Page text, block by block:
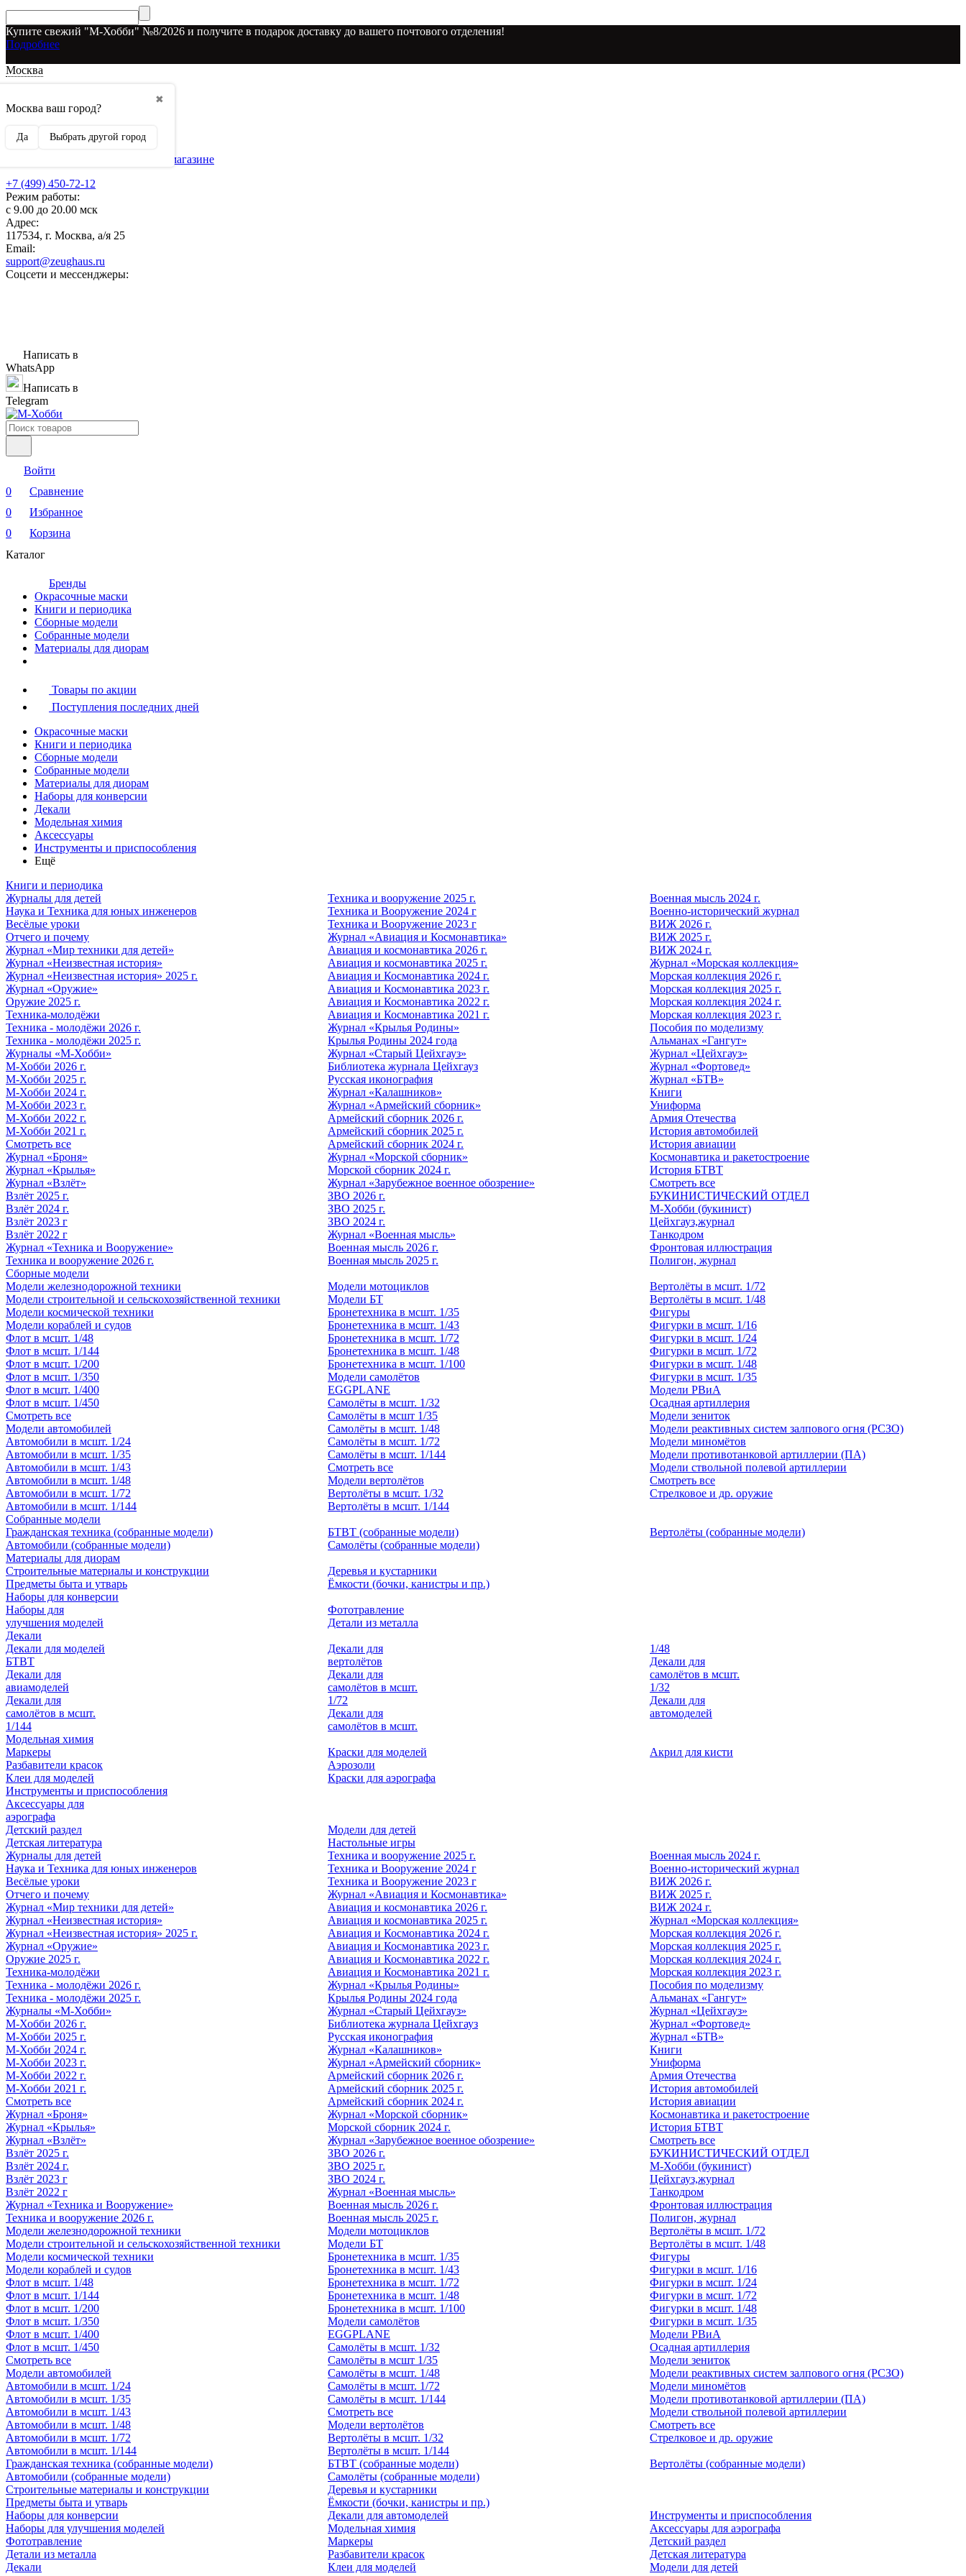
Купите свежий "М-Хобби" №8/2026 и получите в подарок доставку до вашего почтового отделения!
Подробнее
Москва
✖
Москва ваш город?
Да Выбрать другой город
О наших скидках
Рекламодателям
Бренды, представленные в магазине
+7 (499) 450-72-12
Режим работы:
с 9.00 до 20.00 мск
Адрес:
117534, г. Москва, а/я 25
Email:
support@zeughaus.ru
Соцсети и мессенджеры:
Написать в
WhatsApp
Написать в
Telegram
Войти
0
Сравнение
0
Избранное
0
Корзина
Каталог
Бренды
Окрасочные маски
Книги и периодика
Сборные модели
Собранные модели
Материалы для диорам
Товары по акции
Поступления последних дней
Окрасочные маски
Книги и периодика
Сборные модели
Собранные модели
Материалы для диорам
Наборы для конверсии
Декали
Модельная химия
Аксессуары
Инструменты и приспособления
Ещё
Книги и периодика
Журналы для детей
Наука и Техника для юных инженеров
Весёлые уроки
Отчего и почему
Журнал «Мир техники для детей»
Журнал «Неизвестная история»
Журнал «Неизвестная история» 2025 г.
Журнал «Оружие»
Оружие 2025 г.
Техника-молодёжи
Техника - молодёжи 2026 г.
Техника - молодёжи 2025 г.
Журналы «М-Хобби»
М-Хобби 2026 г.
М-Хобби 2025 г.
М-Хобби 2024 г.
М-Хобби 2023 г.
М-Хобби 2022 г.
М-Хобби 2021 г.
Смотреть все
Журнал «Броня»
Журнал «Крылья»
Журнал «Взлёт»
Взлёт 2025 г.
Взлёт 2024 г.
Взлёт 2023 г
Взлёт 2022 г
Журнал «Техника и Вооружение»
Техника и вооружение 2026 г.
Техника и вооружение 2025 г.
Техника и Вооружение 2024 г
Техника и Вооружение 2023 г
Журнал «Авиация и Космонавтика»
Авиация и космонавтика 2026 г.
Авиация и космонавтика 2025 г.
Авиация и Космонавтика 2024 г.
Авиация и Космонавтика 2023 г.
Авиация и Космонавтика 2022 г.
Авиация и Космонавтика 2021 г.
Журнал «Крылья Родины»
Крылья Родины 2024 года
Журнал «Старый Цейхгауз»
Библиотека журнала Цейхгауз
Русская иконография
Журнал «Калашников»
Журнал «Армейский сборник»
Армейский сборник 2026 г.
Армейский сборник 2025 г.
Армейский сборник 2024 г.
Журнал «Морской сборник»
Морской сборник 2024 г.
Журнал «Зарубежное военное обозрение»
ЗВО 2026 г.
ЗВО 2025 г.
ЗВО 2024 г.
Журнал «Военная мысль»
Военная мысль 2026 г.
Военная мысль 2025 г.
Военная мысль 2024 г.
Военно-исторический журнал
ВИЖ 2026 г.
ВИЖ 2025 г.
ВИЖ 2024 г.
Журнал «Морская коллекция»
Морская коллекция 2026 г.
Морская коллекция 2025 г.
Морская коллекция 2024 г.
Морская коллекция 2023 г.
Пособия по моделизму
Альманах «Гангут»
Журнал «Цейхгауз»
Журнал «Фортовед»
Журнал «БТВ»
Книги
Униформа
Армия Отечества
История автомобилей
История авиации
Космонавтика и ракетостроение
История БТВТ
Смотреть все
БУКИНИСТИЧЕСКИЙ ОТДЕЛ
М-Хобби (букинист)
Цейхгауз,журнал
Танкодром
Фронтовая иллюстрация
Полигон, журнал
Сборные модели
Модели железнодорожной техники
Модели строительной и сельскохозяйственной техники
Модели космической техники
Модели кораблей и судов
Флот в мсшт. 1/48
Флот в мсшт. 1/144
Флот в мсшт. 1/200
Флот в мсшт. 1/350
Флот в мсшт. 1/400
Флот в мсшт. 1/450
Смотреть все
Модели автомобилей
Автомобили в мсшт. 1/24
Автомобили в мсшт. 1/35
Автомобили в мсшт. 1/43
Автомобили в мсшт. 1/48
Автомобили в мсшт. 1/72
Автомобили в мсшт. 1/144
Модели мотоциклов
Модели БТ
Бронетехника в мсшт. 1/35
Бронетехника в мсшт. 1/43
Бронетехника в мсшт. 1/72
Бронетехника в мсшт. 1/48
Бронетехника в мсшт. 1/100
Модели самолётов
EGGPLANE
Самолёты в мсшт. 1/32
Самолёты в мсшт 1/35
Самолёты в мсшт. 1/48
Самолёты в мсшт. 1/72
Самолёты в мсшт. 1/144
Смотреть все
Модели вертолётов
Вертолёты в мсшт. 1/32
Вертолёты в мсшт. 1/144
Вертолёты в мсшт. 1/72
Вертолёты в мсшт. 1/48
Фигуры
Фигурки в мсшт. 1/16
Фигурки в мсшт. 1/24
Фигурки в мсшт. 1/72
Фигурки в мсшт. 1/48
Фигурки в мсшт. 1/35
Модели РВиА
Осадная артиллерия
Модели зениток
Модели реактивных систем залпового огня (РСЗО)
Модели миномётов
Модели противотанковой артиллерии (ПА)
Модели ствольной полевой артиллерии
Смотреть все
Стрелковое и др. оружие
Собранные модели
Гражданская техника (собранные модели)
Автомобили (собранные модели)
БТВТ (собранные модели)
Самолёты (собранные модели)
Вертолёты (собранные модели)
Материалы для диорам
Строительные материалы и конструкции
Предметы быта и утварь
Деревья и кустарники
Ёмкости (бочки, канистры и пр.)
Наборы для конверсии
Наборы для
улучшения моделей
Фототравление
Детали из металла
Декали
Декали для моделей
БТВТ
Декали для
авиамоделей
Декали для
самолётов в мсшт.
1/144
Декали для
вертолётов
Декали для
самолётов в мсшт.
1/72
Декали для
самолётов в мсшт.
1/48
Декали для
самолётов в мсшт.
1/32
Декали для
автомоделей
Модельная химия
Маркеры
Разбавители красок
Клеи для моделей
Краски для моделей
Аэрозоли
Краски для аэрографа
Акрил для кисти
Инструменты и приспособления
Аксессуары для
аэрографа
Детский раздел
Детская литература
Модели для детей
Настольные игры
Журналы для детей
Наука и Техника для юных инженеров
Весёлые уроки
Отчего и почему
Журнал «Мир техники для детей»
Журнал «Неизвестная история»
Журнал «Неизвестная история» 2025 г.
Журнал «Оружие»
Оружие 2025 г.
Техника-молодёжи
Техника - молодёжи 2026 г.
Техника - молодёжи 2025 г.
Журналы «М-Хобби»
М-Хобби 2026 г.
М-Хобби 2025 г.
М-Хобби 2024 г.
М-Хобби 2023 г.
М-Хобби 2022 г.
М-Хобби 2021 г.
Смотреть все
Журнал «Броня»
Журнал «Крылья»
Журнал «Взлёт»
Взлёт 2025 г.
Взлёт 2024 г.
Взлёт 2023 г
Взлёт 2022 г
Журнал «Техника и Вооружение»
Техника и вооружение 2026 г.
Техника и вооружение 2025 г.
Техника и Вооружение 2024 г
Техника и Вооружение 2023 г
Журнал «Авиация и Космонавтика»
Авиация и космонавтика 2026 г.
Авиация и космонавтика 2025 г.
Авиация и Космонавтика 2024 г.
Авиация и Космонавтика 2023 г.
Авиация и Космонавтика 2022 г.
Авиация и Космонавтика 2021 г.
Журнал «Крылья Родины»
Крылья Родины 2024 года
Журнал «Старый Цейхгауз»
Библиотека журнала Цейхгауз
Русская иконография
Журнал «Калашников»
Журнал «Армейский сборник»
Армейский сборник 2026 г.
Армейский сборник 2025 г.
Армейский сборник 2024 г.
Журнал «Морской сборник»
Морской сборник 2024 г.
Журнал «Зарубежное военное обозрение»
ЗВО 2026 г.
ЗВО 2025 г.
ЗВО 2024 г.
Журнал «Военная мысль»
Военная мысль 2026 г.
Военная мысль 2025 г.
Военная мысль 2024 г.
Военно-исторический журнал
ВИЖ 2026 г.
ВИЖ 2025 г.
ВИЖ 2024 г.
Журнал «Морская коллекция»
Морская коллекция 2026 г.
Морская коллекция 2025 г.
Морская коллекция 2024 г.
Морская коллекция 2023 г.
Пособия по моделизму
Альманах «Гангут»
Журнал «Цейхгауз»
Журнал «Фортовед»
Журнал «БТВ»
Книги
Униформа
Армия Отечества
История автомобилей
История авиации
Космонавтика и ракетостроение
История БТВТ
Смотреть все
БУКИНИСТИЧЕСКИЙ ОТДЕЛ
М-Хобби (букинист)
Цейхгауз,журнал
Танкодром
Фронтовая иллюстрация
Полигон, журнал
Модели железнодорожной техники
Модели строительной и сельскохозяйственной техники
Модели космической техники
Модели кораблей и судов
Флот в мсшт. 1/48
Флот в мсшт. 1/144
Флот в мсшт. 1/200
Флот в мсшт. 1/350
Флот в мсшт. 1/400
Флот в мсшт. 1/450
Смотреть все
Модели автомобилей
Автомобили в мсшт. 1/24
Автомобили в мсшт. 1/35
Автомобили в мсшт. 1/43
Автомобили в мсшт. 1/48
Автомобили в мсшт. 1/72
Автомобили в мсшт. 1/144
Модели мотоциклов
Модели БТ
Бронетехника в мсшт. 1/35
Бронетехника в мсшт. 1/43
Бронетехника в мсшт. 1/72
Бронетехника в мсшт. 1/48
Бронетехника в мсшт. 1/100
Модели самолётов
EGGPLANE
Самолёты в мсшт. 1/32
Самолёты в мсшт 1/35
Самолёты в мсшт. 1/48
Самолёты в мсшт. 1/72
Самолёты в мсшт. 1/144
Смотреть все
Модели вертолётов
Вертолёты в мсшт. 1/32
Вертолёты в мсшт. 1/144
Вертолёты в мсшт. 1/72
Вертолёты в мсшт. 1/48
Фигуры
Фигурки в мсшт. 1/16
Фигурки в мсшт. 1/24
Фигурки в мсшт. 1/72
Фигурки в мсшт. 1/48
Фигурки в мсшт. 1/35
Модели РВиА
Осадная артиллерия
Модели зениток
Модели реактивных систем залпового огня (РСЗО)
Модели миномётов
Модели противотанковой артиллерии (ПА)
Модели ствольной полевой артиллерии
Смотреть все
Стрелковое и др. оружие
Гражданская техника (собранные модели)
Автомобили (собранные модели)
БТВТ (собранные модели)
Самолёты (собранные модели)
Вертолёты (собранные модели)
Строительные материалы и конструкции
Предметы быта и утварь
Деревья и кустарники
Ёмкости (бочки, канистры и пр.)
Наборы для конверсии
Наборы для улучшения моделей
Фототравление
Детали из металла
Декали
Декали для автомоделей
Модельная химия
Маркеры
Разбавители красок
Клеи для моделей
Инструменты и приспособления
Аксессуары для аэрографа
Детский раздел
Детская литература
Модели для детей